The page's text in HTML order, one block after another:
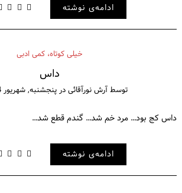
ادامه‌ی نوشته
خيلی كوتاه، كمی ادبی
داس
توسطآرش نورآقائی درپنجشنبه, شهریور 14, 1387
داس کج بود… مرد خم شد… گندم قطع شد…
ادامه‌ی نوشته